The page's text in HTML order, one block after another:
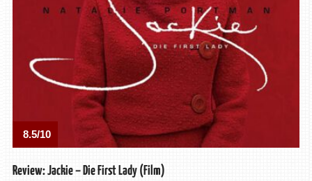
8.5/10
Review: Jackie – Die First Lady (Film)